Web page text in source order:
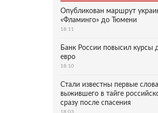
Опубликован маршрут
«Фламинго» до Тюмени
18:11
Банк России повысил курсы
евро
18:10
Стали известны первые слова
выжившего в тайге
сразу после спасения
18:03